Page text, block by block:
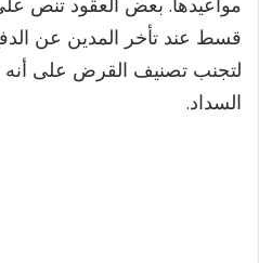
قسط عند تأخر المدين عن
لتجنب تصنيف القرض على أنه
السداد.